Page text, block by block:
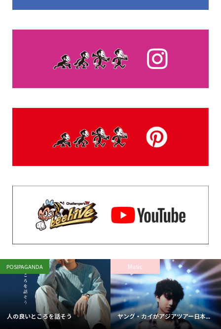
POSIPAGANDA
人の良いところを話そう
Music
ヤング・カイがアジアツアー日本...